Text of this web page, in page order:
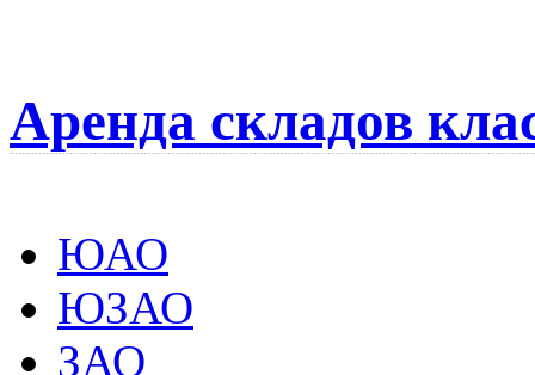
Аренда складов
ЮАО
ЮЗАО
ЗАО